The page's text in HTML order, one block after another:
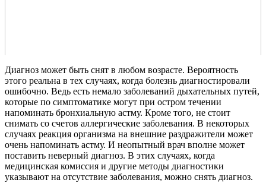
Диагноз может быть снят в любом возрасте. Вероятность
этого реальна в тех случаях, когда болезнь диагностировали
ошибочно. Ведь есть немало заболеваний дыхательных путей,
которые по симптоматике могут при остром течении
напоминать бронхиальную астму. Кроме того, не стоит
снимать со счетов аллергические заболевания. В некоторых
случаях реакция организма на внешние раздражители может
очень напоминать астму. И неопытный врач вполне может
поставить неверный диагноз. В этих случаях, когда
медицинская комиссия и другие методы диагностики
указывают на отсутствие заболевания, можно снять диагноз.